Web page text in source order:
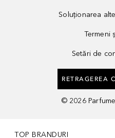
Soluționarea
Termeni
Setări de
RETRAGEREA
© 2026
TOP BRANDURI